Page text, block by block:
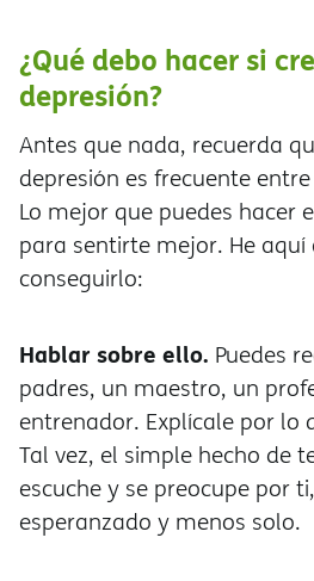
¿Qué debo hacer si
depresión?
Antes que nada, recuerda
depresión es frecuente
Lo mejor que puedes hacer
para sentirte mejor. He
conseguirlo:
Hablar sobre ello. Puedes
padres, un maestro, un
entrenador. Explícale por lo
Tal vez, el simple hecho de
escuche y se preocupe por
esperanzado y menos solo.